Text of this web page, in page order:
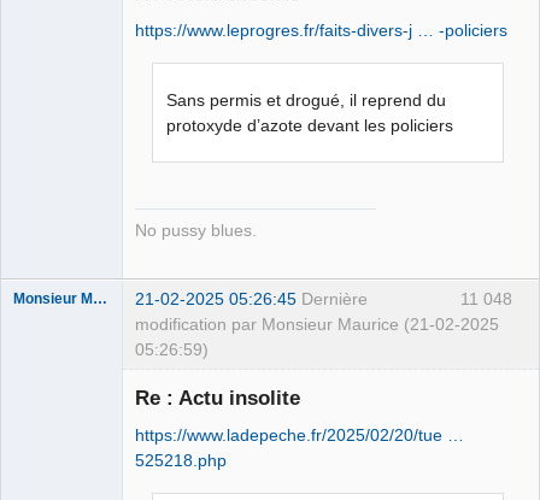
https://www.leprogres.fr/faits-divers-j … -policiers
Sans permis et drogué, il reprend du
protoxyde d’azote devant les policiers
No pussy blues.
11 048
Monsieur Maurice 21-02-2025 05:26:45 Dernière
modification par Monsieur Maurice (21-02-2025
05:26:59)
Re : Actu insolite
https://www.ladepeche.fr/2025/02/20/tue …
525218.php